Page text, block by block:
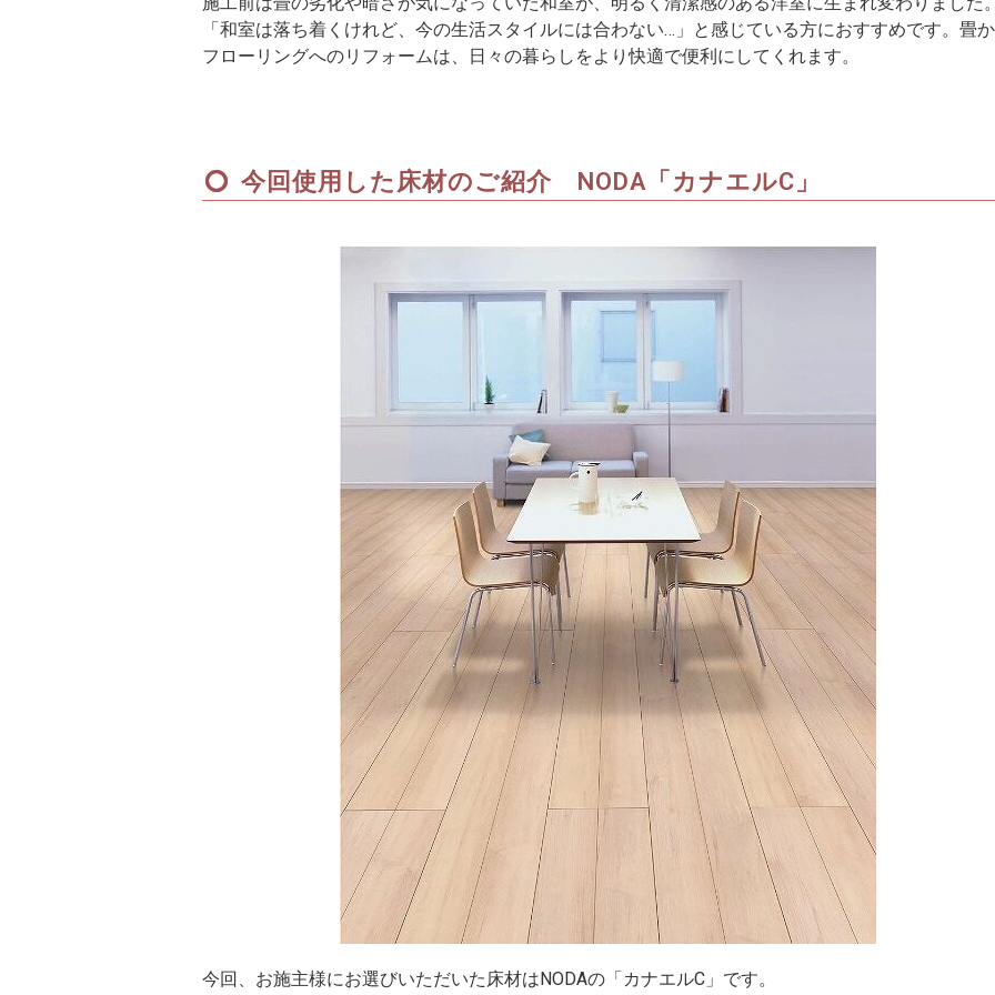
「和室は落ち着くけれど、今の生活スタイルには合わない…」と感じている方におすすめです。畳
フローリングへのリフォームは、日々の暮らしをより快適で便利にしてくれます。
今回使用した床材のご紹介 NODA「カナエルC」
今回、お施主様にお選びいただいた床材はNODAの「カナエルC」です。